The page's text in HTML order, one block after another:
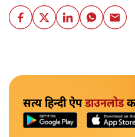
सत्य हिन्दी ऐपडाउनलोड